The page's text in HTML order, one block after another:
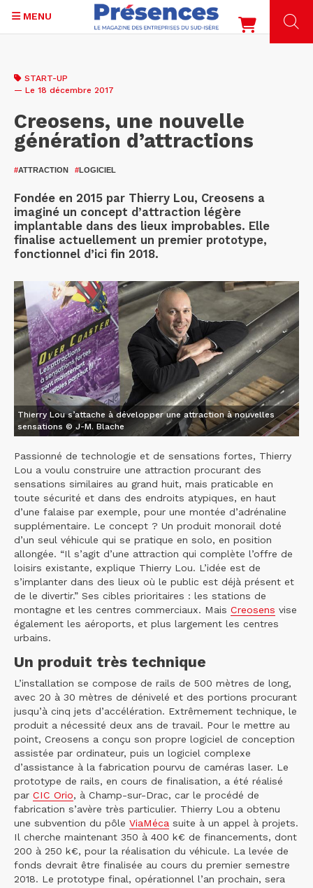
contenu
MENU
START-UP
— Le 18 décembre 2017
Creosens, une nouvelle
génération d’attractions
#ATTRACTION #LOGICIEL
Fondée en 2015 par Thierry Lou, Creosens a
imaginé un concept d’attraction légère
implantable dans des lieux improbables. Elle
finalise actuellement un premier prototype,
fonctionnel d’ici fin 2018.
Thierry Lou s’attache à développer une attraction à nouvelles
sensations © J-M. Blache
Passionné de technologie et de sensations fortes, Thierry
Lou a voulu construire une attraction procurant des
sensations similaires au grand huit, mais praticable en
toute sécurité et dans des endroits atypiques, en haut
d’une falaise par exemple, pour une montée d’adrénaline
supplémentaire. Le concept ? Un produit monorail doté
d’un seul véhicule qui se pratique en solo, en position
allongée. “Il s’agit d’une attraction qui complète l’offre de
loisirs existante, explique Thierry Lou. L’idée est de
s’implanter dans des lieux où le public est déjà présent et
de le divertir.” Ses cibles prioritaires : les stations de
montagne et les centres commerciaux. Mais Creosens vise
également les aéroports, et plus largement les centres
urbains.
Un produit très technique
L’installation se compose de rails de 500 mètres de long,
avec 20 à 30 mètres de dénivelé et des portions procurant
jusqu’à cinq jets d’accélération. Extrêmement technique, le
produit a nécessité deux ans de travail. Pour le mettre au
point, Creosens a conçu son propre logiciel de conception
assistée par ordinateur, puis un logiciel complexe
d’assistance à la fabrication pourvu de caméras laser. Le
prototype de rails, en cours de finalisation, a été réalisé
par CIC Orio, à Champ-sur-Drac, car le procédé de
fabrication s’avère très particulier. Thierry Lou a obtenu
une subvention du pôle ViaMéca suite à un appel à projets.
Il cherche maintenant 350 à 400 k€ de financements, dont
200 à 250 k€, pour la réalisation du véhicule. La levée de
fonds devrait être finalisée au cours du premier semestre
2018. Le prototype final, opérationnel l’an prochain, sera